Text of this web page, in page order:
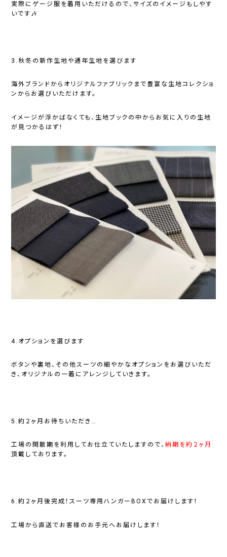
実際にゲージ服を着用いただけるので、サイズのイメージもしやす
いです🎶
3.秋冬の新作生地や通年生地を選びます
海外ブランドからオリジナルファブリックまで豊富な生地コレクショ
ンからお選びいただけます。
イメージが浮かばなくても、生地ブックの中からお気に入りの生地
が見つかるはず！
4.オプションを選びます
ボタンや裏地、その他スーツの細やかなオプションをお選びいただ
き、オリジナルの一着にアレンジしていきます。
5.約２ヶ月お待ちいただき…
工場の閑散期を利用してお仕立ていたしますので、納期を約２ヶ月
頂戴しております。
6.約２ヶ月後完成！スーツ専用ハンガーBOXでお届けします！
工場から直送でお客様のお手元へお届けします！